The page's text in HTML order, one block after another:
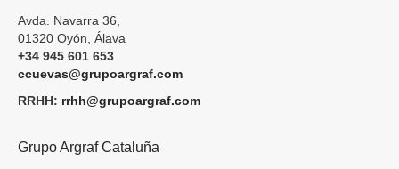
Avda. Navarra 36,
01320 Oyón, Álava
+34 945 601 653
ccuevas@grupoargraf.com
RRHH: rrhh@grupoargraf.com
Grupo Argraf Cataluña